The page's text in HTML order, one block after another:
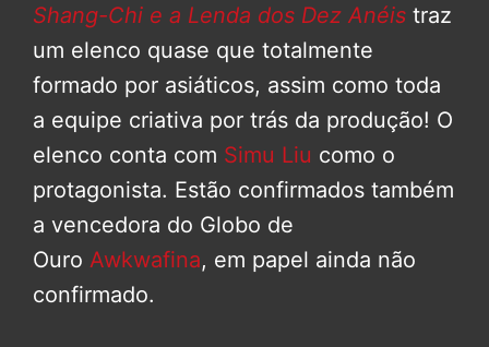
Shang-Chi e a Lenda dos Dez Anéis traz
um elenco quase que totalmente
formado por asiáticos, assim como toda
a equipe criativa por trás da produção! O
elenco conta com Simu Liu como o
protagonista. Estão confirmados também
a vencedora do Globo de
Ouro Awkwafina, em papel ainda não
confirmado.